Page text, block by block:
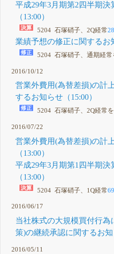
平成29年3月期第2四半期
（13:00）
5204 石塚硝子、2Q経常
業績予想の修正に関するお
5204 石塚硝子、通期経常
2016/10/12
営業外費用(為替差損)の計
するお知らせ（15:00）
5204 石塚硝子、2Q経常を
2016/07/22
営業外費用(為替差損)の計
（13:00）
平成29年3月期第1四半期
（13:00）
5204 石塚硝子、1Q経常
2016/06/17
当社株式の大規模買付行
策)の継続承認に関するお知
2016/05/11